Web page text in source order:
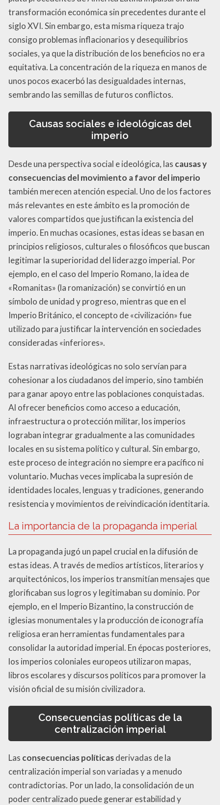
transformación económica sin precedentes durante el
siglo XVI. Sin embargo, esta misma riqueza trajo
consigo problemas inflacionarios y desequilibrios
sociales, ya que la distribución de los beneficios no era
equitativa. La concentración de la riqueza en manos de
unos pocos exacerbó las desigualdades internas,
sembrando las semillas de futuros conflictos.
Causas sociales e ideológicas del
imperio
Desde una perspectiva social e ideológica, las causas y
consecuencias del movimiento a favor del imperio
también merecen atención especial. Uno de los factores
más relevantes en este ámbito es la promoción de
valores compartidos que justifican la existencia del
imperio. En muchas ocasiones, estas ideas se basan en
principios religiosos, culturales o filosóficos que buscan
legitimar la superioridad del liderazgo imperial. Por
ejemplo, en el caso del Imperio Romano, la idea de
«Romanitas» (la romanización) se convirtió en un
símbolo de unidad y progreso, mientras que en el
Imperio Británico, el concepto de «civilización» fue
utilizado para justificar la intervención en sociedades
consideradas «inferiores».
Estas narrativas ideológicas no solo servían para
cohesionar a los ciudadanos del imperio, sino también
para ganar apoyo entre las poblaciones conquistadas.
Al ofrecer beneficios como acceso a educación,
infraestructura o protección militar, los imperios
lograban integrar gradualmente a las comunidades
locales en su sistema político y cultural. Sin embargo,
este proceso de integración no siempre era pacífico ni
voluntario. Muchas veces implicaba la supresión de
identidades locales, lenguas y tradiciones, generando
resistencia y movimientos de reivindicación identitaria.
La importancia de la propaganda imperial
La propaganda jugó un papel crucial en la difusión de
estas ideas. A través de medios artísticos, literarios y
arquitectónicos, los imperios transmitían mensajes que
glorificaban sus logros y legitimaban su dominio. Por
ejemplo, en el Imperio Bizantino, la construcción de
iglesias monumentales y la producción de iconografía
religiosa eran herramientas fundamentales para
consolidar la autoridad imperial. En épocas posteriores,
los imperios coloniales europeos utilizaron mapas,
libros escolares y discursos políticos para promover la
visión oficial de su misión civilizadora.
Consecuencias políticas de la
centralización imperial
Las consecuencias políticasderivadas de la
centralización imperial son variadas y a menudo
contradictorias. Por un lado, la consolidación de un
poder centralizado puede generar estabilidad y